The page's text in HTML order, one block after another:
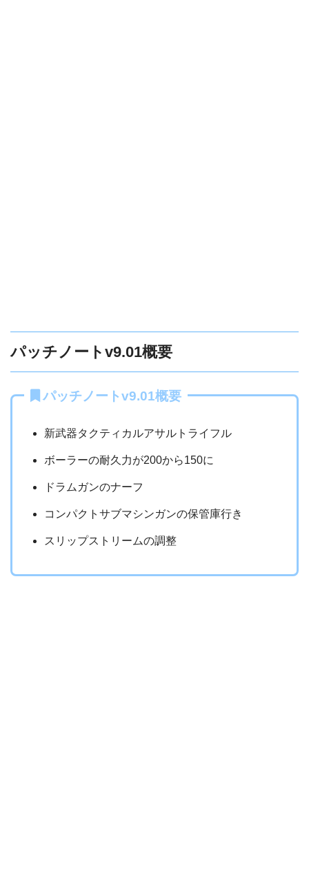
パッチノートv9.01概要
パッチノートv9.01概要
新武器タクティカルアサルトライフル
ボーラーの耐久力が200から150に
ドラムガンのナーフ
コンパクトサブマシンガンの保管庫行き
スリップストリームの調整